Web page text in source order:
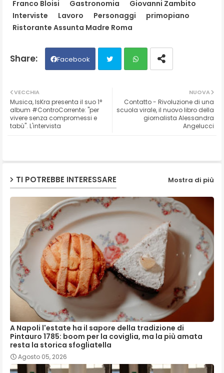
Franco Bloisi Gastronomia
Giovanni Zambito
Interviste
Lavoro Personaggi
primopiano
Ristorante Assunta Madre Roma
Facebook
ats
NUOVA
Contatto - Rivoluzione di una
scuola virale, il nuovo libro della
giornalista Alessandra
Angelucci
VECCHIA
Musica, IsKra presenta il suo 1°
album #ControCorrente: "per
vivere senza compromessi e
tabù". L'intervista
TI POTREBBE INTERESSARE Mostra di più
A Napoli l'estate ha il sapore della tradizione di
Pintauro 1785: boom per la coviglia, ma la più amata
resta la storica sfogliatella
Agosto 05, 2026